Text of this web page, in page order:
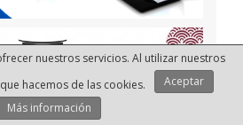
nuestros servicios. Al utilizar nuestros
hacemos de las cookies.
Aceptar
Más información